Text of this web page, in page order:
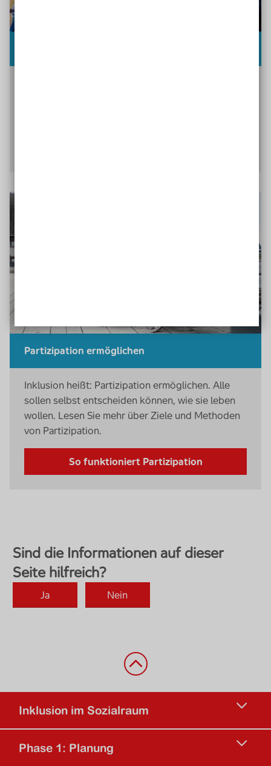
Partizipation ermöglichen
Inklusion heißt: Partizipation ermöglichen. Alle
sollen selbst entscheiden können, wie sie leben
wollen. Lesen Sie mehr über Ziele und Methoden
von Partizipation.
So funktioniert Partizipation
Zurück nach oben
Inklusion im Sozialraum
Phase 1: Planung